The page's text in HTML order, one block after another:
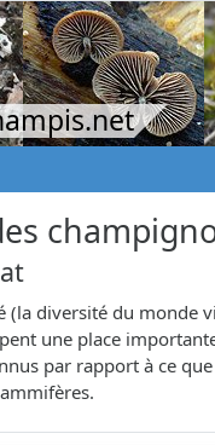
(la diversité du monde
une place
par rapport à ce